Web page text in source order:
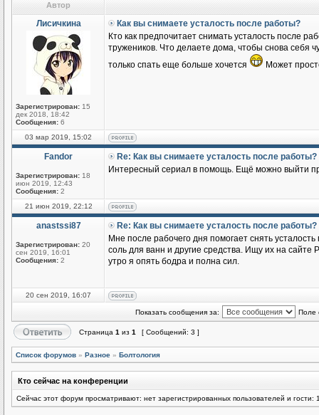
Автор
Лисичкина
Зарегистрирован: 15
дек 2018, 18:42
Сообщения: 6
Как вы снимаете усталость после работы?
Кто как предпочитает снимать усталость после
тружеников. Что делаете дома, чтобы снова себя
только спать еще больше хочется
Может
03 мар 2019, 15:02
Fandor
Зарегистрирован: 18
июн 2019, 12:43
Сообщения: 2
Re: Как вы снимаете усталость после работы?
Интересный сериал в помощь. Ещё можно выйти
21 июн 2019, 22:12
anastssi87
Зарегистрирован: 20
сен 2019, 16:01
Сообщения: 2
Re: Как вы снимаете усталость после работы?
Мне после рабочего дня помогает снять
соль для ванн и другие средства. Ищу их на сайте
утро я опять бодра и полна сил.
20 сен 2019, 16:07
Показать сообщения за: Поле
Страница 1 из 1 [ Сообщений: 3 ]
Список форумов » Разное » Болтология
Кто сейчас на конференции
Сейчас этот форум просматривают: нет зарегистрированных пользователей и гости: